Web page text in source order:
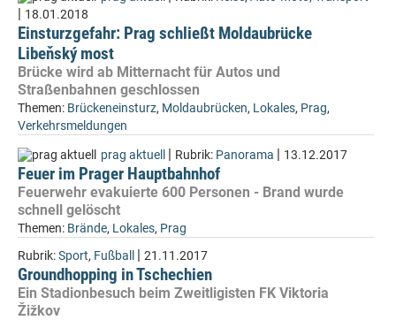
| 18.01.2018
Einsturzgefahr: Prag schließt Moldaubrücke
Libeňský most
Brücke wird ab Mitternacht für Autos und
Straßenbahnen geschlossen
Themen: Brückeneinsturz, Moldaubrücken, Lokales, Prag,
Verkehrsmeldungen
prag aktuell | Rubrik: Panorama | 13.12.2017
Feuer im Prager Hauptbahnhof
Feuerwehr evakuierte 600 Personen - Brand wurde
schnell gelöscht
Themen: Brände, Lokales, Prag
Rubrik:Sport, Fußball | 21.11.2017
Groundhopping in Tschechien
Ein Stadionbesuch beim Zweitligisten FK Viktoria
Žižkov